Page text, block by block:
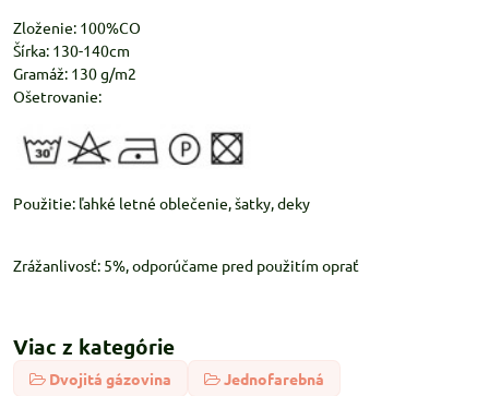
Zloženie: 100%CO
Šírka: 130-140cm
Gramáž: 130 g/m2
Ošetrovanie:
Použitie: ľahké letné oblečenie, šatky, deky
Zrážanlivosť: 5%, odporúčame pred použitím oprať
Viac z kategórie
Dvojitá gázovina Jednofarebná